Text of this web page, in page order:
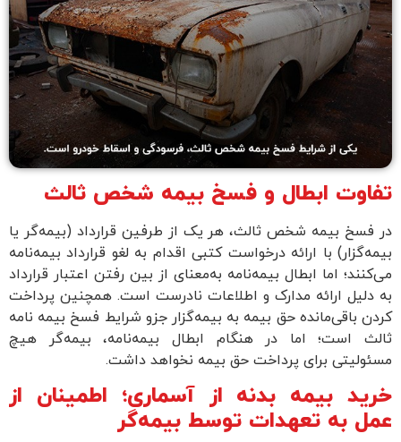
ابطال و فسخ بیمه شخص ثالث
فسخ بیمه شخص ثالث، هر یک از طرفین قرارداد (بیمه‌گر یا
با ارائه درخواست کتبی اقدام به لغو قرارداد بیمه‌نامه
اما ابطال بیمه‌نامه به‌معنای از بین رفتن اعتبار قرارداد
دلیل ارائه مدارک و اطلاعات نادرست است. همچنین پرداخت
باقی‌مانده حق بیمه به بیمه‌گزار جزو شرایط فسخ بیمه نامه
است؛ اما در هنگام ابطال بیمه‌نامه، بیمه‌گر هیچ
برای پرداخت حق بیمه نخواهد داشت.
بیمه بدنه از آسماری؛ اطمینان از
به تعهدات توسط بیمه‌گر